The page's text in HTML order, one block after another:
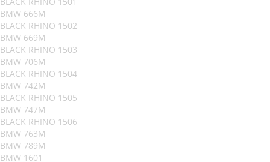
BMW 666M
BLACK RHINO 1502
BMW 669M
BLACK RHINO 1503
BMW 706M
BLACK RHINO 1504
BMW 742M
BLACK RHINO 1505
BMW 747M
BLACK RHINO 1506
BMW 763M
BMW 789M
BMW 1601